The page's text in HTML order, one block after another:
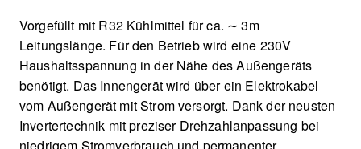
Vorgefüllt mit R32 Kühlmittel für ca. ∼ 3m
Leitungslänge. Für den Betrieb wird eine 230V
Haushaltsspannung in der Nähe des Außengeräts
benötigt. Das Innengerät wird über ein Elektrokabel
vom Außengerät mit Strom versorgt. Dank der neusten
Invertertechnik mit preziser Drehzahlanpassung bei